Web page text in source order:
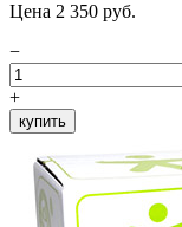
Цена 2 350 руб.
−
+
купить